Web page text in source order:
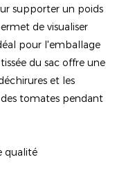
supporter un poids
de visualiser
pour l'emballage
du sac offre une
et les
tomates pendant
qualité